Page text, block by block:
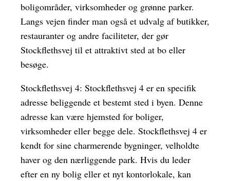
boligområder, virksomheder og grønne parker.
Langs vejen finder man også et udvalg af butikker,
restauranter og andre faciliteter, der gør
Stockflethsvej til et attraktivt sted at bo eller
besøge.
Stockflethsvej 4: Stockflethsvej 4 er en specifik
adresse beliggende et bestemt sted i byen. Denne
adresse kan være hjemsted for boliger,
virksomheder eller begge dele. Stockflethsvej 4 er
kendt for sine charmerende bygninger, velholdte
haver og den nærliggende park. Hvis du leder
efter en ny bolig eller et nyt kontorlokale, kan